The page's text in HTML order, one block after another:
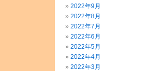
2022年9月
2022年8月
2022年7月
2022年6月
2022年5月
2022年4月
2022年3月